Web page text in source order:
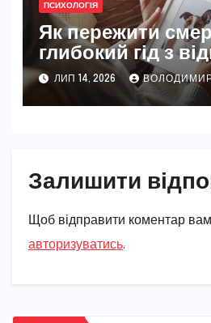
ПСИХОЛОГІЯ
Як пережити
глибокий гід з
після втрати
ЛИП 14, 2026
Залишити
Щоб відправити коментар
авторизуватись.